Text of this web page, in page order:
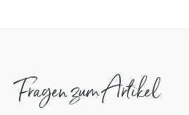
Fragen zum Artikel